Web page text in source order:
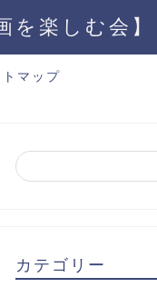
楽しむ会】
マップ
カテゴリー